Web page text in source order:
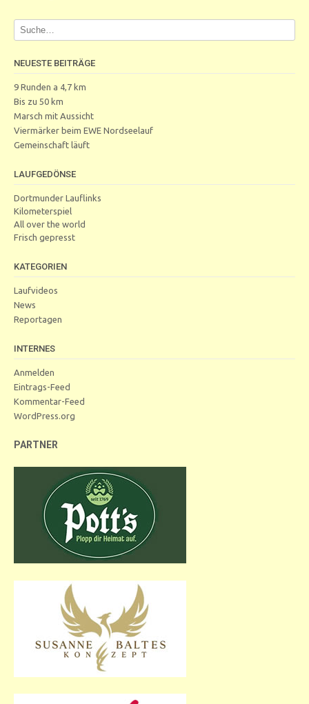
NEUESTE BEITRÄGE
9 Runden a 4,7 km
Bis zu 50 km
Marsch mit Aussicht
Viermärker beim EWE Nordseelauf
Gemeinschaft läuft
LAUFGEDÖNSE
Dortmunder Lauflinks
Kilometerspiel
All over the world
Frisch gepresst
KATEGORIEN
Laufvideos
News
Reportagen
INTERNES
Anmelden
Eintrags-Feed
Kommentar-Feed
WordPress.org
PARTNER